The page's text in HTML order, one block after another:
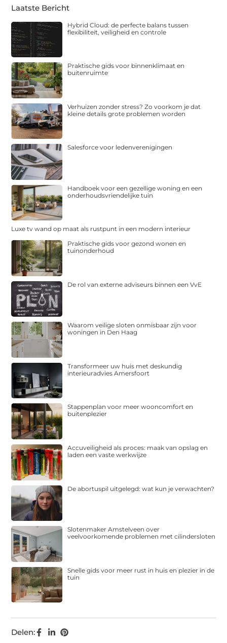
Delen:
Laatste Bericht
Hybrid Cloud: de perfecte balans tussen
flexibiliteit, veiligheid en controle
Praktische gids voor binnenklimaat en
buitenruimte
Verhuizen zonder stress? Zo voorkom je dat
kleine details grote problemen worden
Salesforce voor ledenverenigingen
Handboek voor een gezellige woning en een
onderhoudsvriendelijke tuin
Luxe tv wand op maat als rustpunt in een modern interieur
Praktische gids voor gezond wonen en
tuinonderhoud
De rol van externe adviseurs binnen een VvE
Waarom veilige sloten onmisbaar zijn voor
woningen in Den Haag
Transformeer uw huis met deskundig
interieuradvies Amersfoort
Stappenplan voor meer wooncomfort en
buitenplezier
Accuveiligheid als proces: maak van opslag en
laden een vaste werkwijze
De abortuspil uitgelegd: wat kun je verwachten?
Slotenmaker Amstelveen over
veelvoorkomende problemen met cilindersloten
Snelle gids voor meer rust in huis en plezier in de
tuin